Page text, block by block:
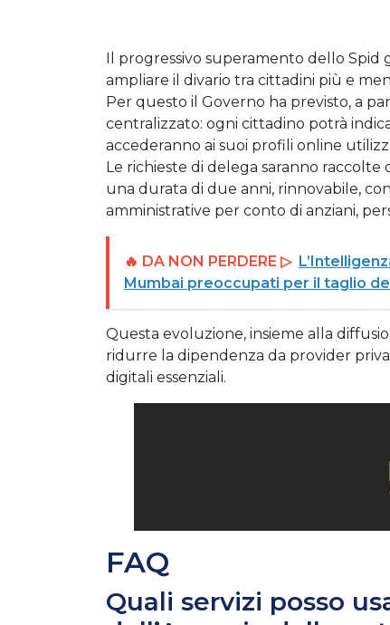
Il progressivo superamento dello
ampliare il divario tra cittadini più e
Per questo il Governo ha previsto, a
centralizzato: ogni cittadino potrà
accederanno ai suoi profili online
Le richieste di delega saranno
una durata di due anni, rinnovabile,
amministrative per conto di anziani,
🔥 DA NON PERDERE ▷
Mumbai preoccupati per il taglio
Questa evoluzione, insieme alla
ridurre la dipendenza da provider
digitali essenziali.
FAQ
Quali servizi posso